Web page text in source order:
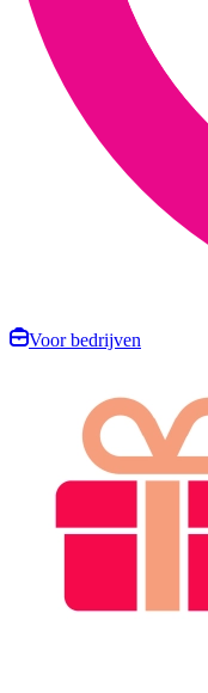
Voor bedrijven